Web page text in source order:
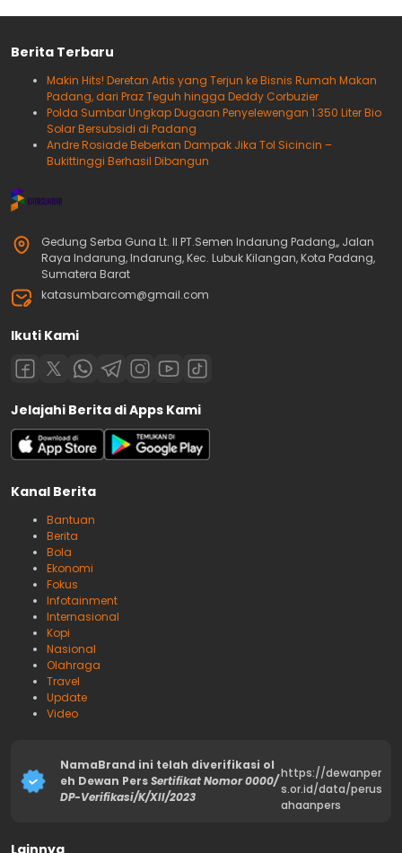
Berita Terbaru
Makin Hits! Deretan Artis yang Terjun ke Bisnis Rumah Makan
Padang, dari Praz Teguh hingga Deddy Corbuzier
Polda Sumbar Ungkap Dugaan Penyelewengan 1.350 Liter Bio
Solar Bersubsidi di Padang
Andre Rosiade Beberkan Dampak Jika Tol Sicincin –
Bukittinggi Berhasil Dibangun
Gedung Serba Guna Lt. II PT.Semen Indarung Padang,, Jalan
Raya Indarung, Indarung, Kec. Lubuk Kilangan, Kota Padang,
Sumatera Barat
katasumbarcom@gmail.com
Ikuti Kami
Jelajahi Berita di Apps Kami
Kanal Berita
Bantuan
Berita
Bola
Ekonomi
Fokus
Infotainment
Internasional
Kopi
Nasional
Olahraga
Travel
Update
Video
NamaBrand ini telah diverifikasi ol
eh Dewan PersSertifikat Nomor 0000/
DP-Verifikasi/K/XII/2023
https://dewanper
s.or.id/data/perus
ahaanpers
Lainnya